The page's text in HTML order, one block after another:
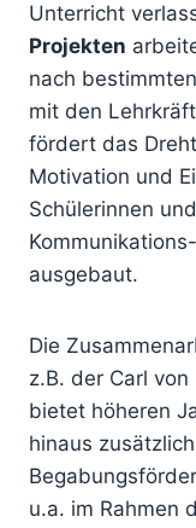
Unterricht
Projekten
nach
mit den
fördert das
Motivation und
Schülerinnen
ausgebaut.
Die
z.B. der Carl
bietet höheren
hinaus
u.a. im Rahmen